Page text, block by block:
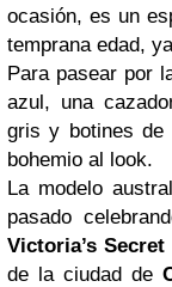
ocasión, es un
temprana edad,
Para pasear por
azul, una
gris y botines de
bohemio al look.
La modelo
pasado
Victoria’s Secret
de la ciudad de